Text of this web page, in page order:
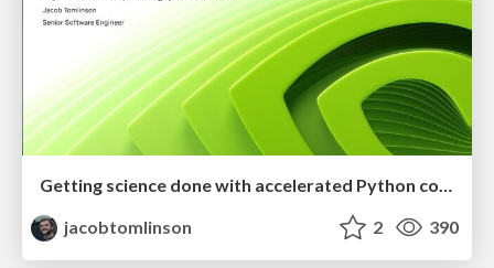
Getting science done with accelerated Python computing platforms
jacobtomlinson
2 390